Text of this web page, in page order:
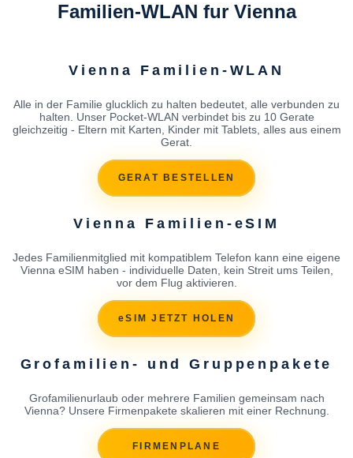
Familien-WLAN fur Vienna
Vienna Familien-WLAN
Alle in der Familie glucklich zu halten bedeutet, alle verbunden zu
halten. Unser Pocket-WLAN verbindet bis zu 10 Gerate
gleichzeitig - Eltern mit Karten, Kinder mit Tablets, alles aus einem
Gerat.
GERAT BESTELLEN
Vienna Familien-eSIM
Jedes Familienmitglied mit kompatiblem Telefon kann eine eigene
Vienna eSIM haben - individuelle Daten, kein Streit ums Teilen,
vor dem Flug aktivieren.
eSIM JETZT HOLEN
Grofamilien- und Gruppenpakete
Grofamilienurlaub oder mehrere Familien gemeinsam nach
Vienna? Unsere Firmenpakete skalieren mit einer Rechnung.
FIRMENPLANE